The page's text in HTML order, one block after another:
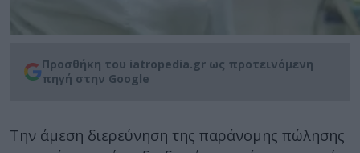
Προσθήκη του iatropedia.gr ως προτεινόμενη
πηγή στην Google
Tην άμεση διερεύνηση της παράνομης πώλησης